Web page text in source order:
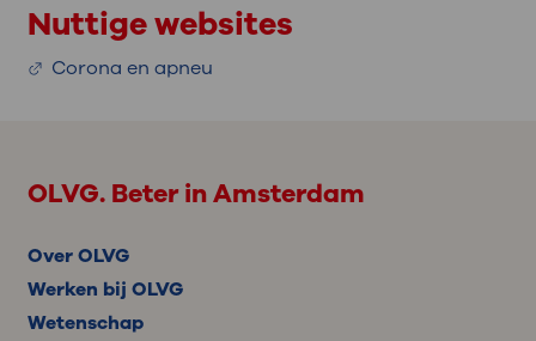
Nuttige websites
Corona en apneu
OLVG. Beter in Amsterdam
Over OLVG
Werken bij OLVG
Wetenschap